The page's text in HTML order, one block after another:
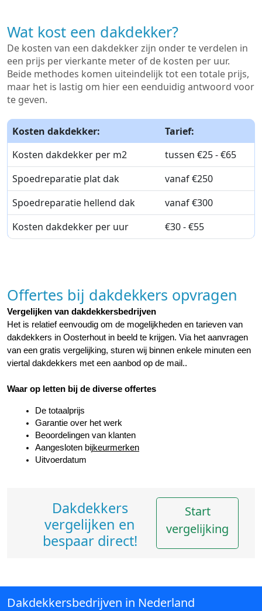
Wat kost een dakdekker?
De kosten van een dakdekker zijn onder te verdelen in
een prijs per vierkante meter of de kosten per uur.
Beide methodes komen uiteindelijk tot een totale prijs,
maar het is lastig om hier een eenduidig antwoord voor
te geven.
Kosten dakdekker:
Tarief:
Kosten dakdekker per m2
tussen €25 - €65
Spoedreparatie plat dak
vanaf €250
Spoedreparatie hellend dak
vanaf €300
Kosten dakdekker per uur
€30 - €55
Offertes bij dakdekkers opvragen
Vergelijken van dakdekkersbedrijven
Het is relatief eenvoudig om de mogelijkheden en tarieven van
dakdekkers in Oosterhout in beeld te krijgen. Via het aanvragen
van een gratis vergelijking, sturen wij binnen enkele minuten een
viertal dakdekkers met een aanbod op de mail..
Waar op letten bij de diverse offertes
De totaalprijs
Garantie over het werk
Beoordelingen van klanten
Aangesloten bijkeurmerken
Uitvoerdatum
Dakdekkers
vergelijken en
bespaar direct!
Start
vergelijking
Dakdekkersbedrijven in Nederland